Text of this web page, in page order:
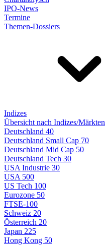
IPO-News
Termine
Themen-Dossiers
Indizes
Übersicht nach Indizes/Märkten
Deutschland 40
Deutschland Small Cap 70
Deutschland Mid Cap 50
Deutschland Tech 30
USA Industrie 30
USA 500
US Tech 100
Eurozone 50
FTSE-100
Schweiz 20
Österreich 20
Japan 225
Hong Kong 50